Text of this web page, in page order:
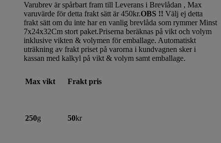
Varubrev är spårbart fram till Leverans i Brevlådan , Max
varuvärde för detta frakt sätt är 450kr.OBS !! Välj ej detta
frakt sätt om du inte har en vanlig brevlåda som rymmer Minst
7x24x32Cm stort paket.Priserna beräknas på vikt och volym
inklusive vikten & volymen för emballage. Automatiskt
uträkning av frakt priset på varorna i kundvagnen sker i
kassan med kalkyl på vikt & volym samt emballage.
Max vikt Frakt pris
250g 50kr